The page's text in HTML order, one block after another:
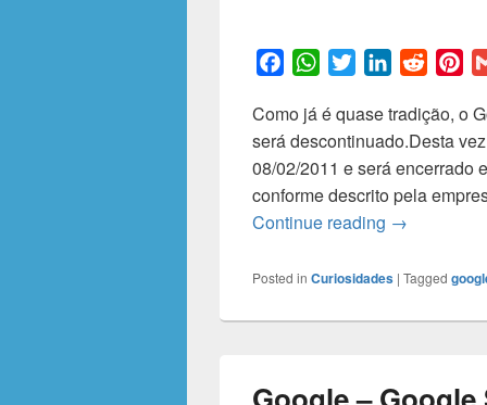
c
e
b
o
o
W
a
t
s
A
p
i
t
t
e
r
n
k
e
d
I
R
d
d
i
n
t
e
r
t
Como já é quase tradição, o
será descontinuado.Desta
08/02/2011 e será encerrado
conforme descrito pela
Continue reading Google –
→
Posted in Curiosidades | Tagged